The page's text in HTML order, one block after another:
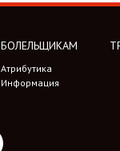
БОЛЕЛЬЩИКАМ
Атрибутика
Информация